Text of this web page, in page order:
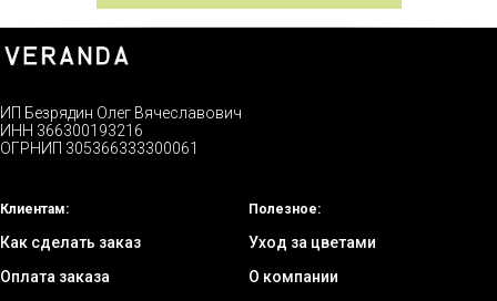
ИП Безрядин Олег Вячеславович
ИНН 366300193216
ОГРНИП 305366333300061
Клиентам:
Как сделать заказ
Оплата заказа
Полезное:
Уход за цветами
О компании